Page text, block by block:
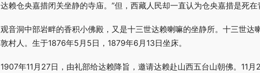
达赖仓央嘉措闭关坐静的寺庙。”但，西藏人民却一直认为仓央嘉措是死在
观音洞中部岩畔的香积小佛殿，又是十三世达赖喇嘛的坐静所。十三世达
敦村人。生于1876年5月5日，1879年6月13日坐床。
1907年11月27日，由礼部给达赖降旨，邀请达赖赴山西五台山朝佛。11